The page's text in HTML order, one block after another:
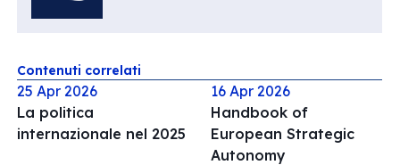
Contenuti correlati
25 Apr 2026
La politica
internazionale nel 2025
16 Apr 2026
Handbook of
European Strategic
Autonomy